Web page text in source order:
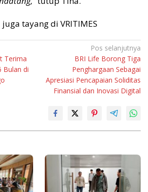
juga tayang di VRITIMES
Terima
Bulan di
Pos selanjutnya
BRI Life Borong Tiga
Penghargaan Sebagai
Apresiasi Pencapaian Soliditas
Finansial dan Inovasi Digital